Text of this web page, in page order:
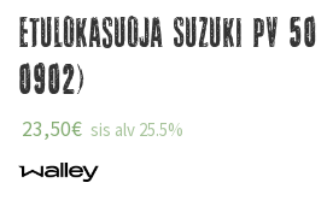
Etulokasuoja Suzuki PV
0902)
23,50€ sis alv 25.5%